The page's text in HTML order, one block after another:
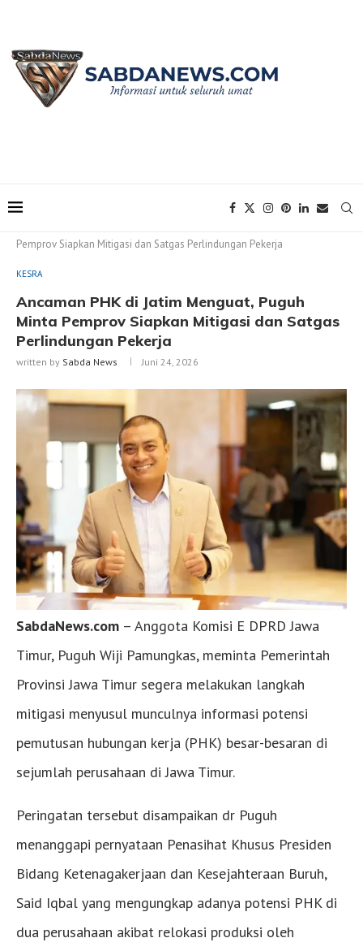
Pemprov Siapkan Mitigasi dan Satgas Perlindungan Pekerja
KESRA
Ancaman PHK di Jatim Menguat, Puguh
Minta Pemprov Siapkan Mitigasi dan Satgas
Perlindungan Pekerja
written by Sabda News Juni 24, 2026
SabdaNews.com – Anggota Komisi E DPRD Jawa
Timur, Puguh Wiji Pamungkas, meminta Pemerintah
Provinsi Jawa Timur segera melakukan langkah
mitigasi menyusul munculnya informasi potensi
pemutusan hubungan kerja (PHK) besar-besaran di
sejumlah perusahaan di Jawa Timur.
Peringatan tersebut disampaikan dr Puguh
menanggapi pernyataan Penasihat Khusus Presiden
Bidang Ketenagakerjaan dan Kesejahteraan Buruh,
Said Iqbal yang mengungkap adanya potensi PHK di
dua perusahaan akibat relokasi produksi oleh